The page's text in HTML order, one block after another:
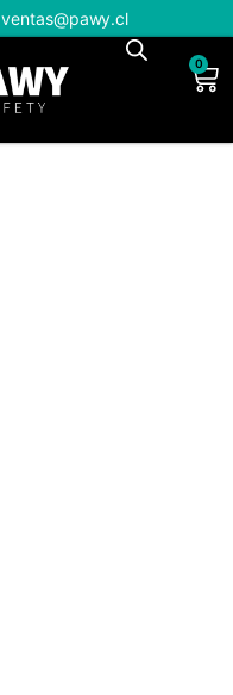
ventas@pawy.cl
0